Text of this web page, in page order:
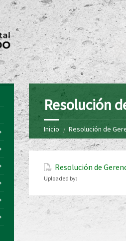
Resolución
Inicio Resolución de
Resolución de
Uploaded by: